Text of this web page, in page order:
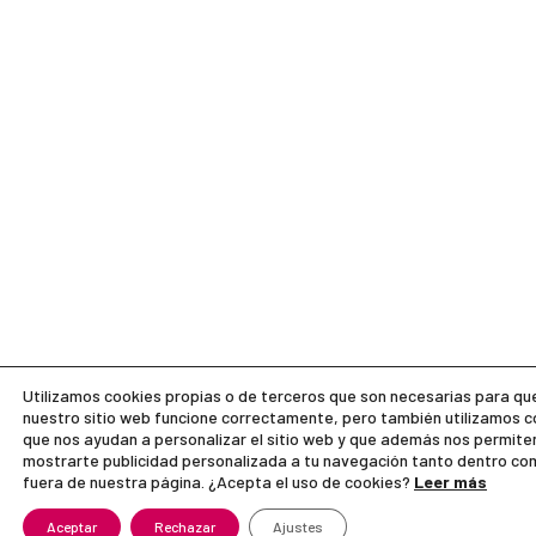
Utilizamos cookies propias o de terceros que son necesarias para
nuestro sitio web funcione correctamente, pero también utilizamos
que nos ayudan a personalizar el sitio web y que además nos
mostrarte publicidad personalizada a tu navegación tanto dentro
fuera de nuestra página. ¿Acepta el uso de cookies? Leer más
Aceptar Rechazar Ajustes